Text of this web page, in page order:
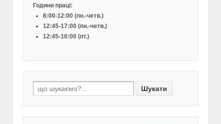
Години праці:
8:00-12:00 (пн.-четв.)
12:45-17:00 (пн.-четв.)
12:45-16:00 (пт.)